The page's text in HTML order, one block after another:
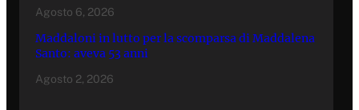
Agosto 6, 2026
Maddaloni in lutto per la scomparsa di Maddalena
Santo: aveva 53 anni
Agosto 2, 2026